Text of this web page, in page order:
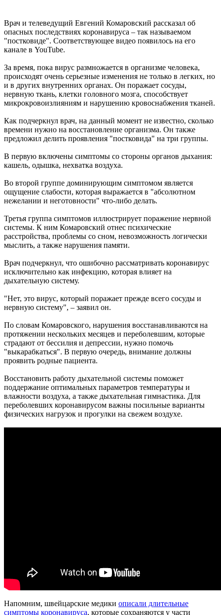
Врач и телеведущий Евгений Комаровский рассказал об
опасных последствиях коронавируса – так называемом
"постковиде". Соответствующее видео появилось на его
канале в YouTube.
За время, пока вирус размножается в организме человека,
происходят очень серьезные изменения не только в легких, но
и в других внутренних органах. Он поражает сосуды,
нервную ткань, клетки головного мозга, способствует
микрокровоизлияниям и нарушению кровоснабжения тканей.
Как подчеркнул врач, на данный момент не известно, сколько
времени нужно на восстановление организма. Он также
предложил делить проявления "постковида" на три группы.
В первую включены симптомы со стороны органов дыхания:
кашель, одышка, нехватка воздуха.
Во второй группе доминирующим симптомом является
ощущение слабости, которая выражается в "абсолютном
нежелании и неготовности" что-либо делать.
Третья группа симптомов иллюстрирует поражение нервной
системы. К ним Комаровский отнес психические
расстройства, проблемы со сном, невозможность логически
мыслить, а также нарушения памяти.
Врач подчеркнул, что ошибочно рассматривать коронавирус
исключительно как инфекцию, которая влияет на
дыхательную систему.
"Нет, это вирус, который поражает прежде всего сосуды и
нервную систему", – заявил он.
По словам Комаровского, нарушения восстанавливаются на
протяжении нескольких месяцев и переболевшим, которые
страдают от бессилия и депрессии, нужно помочь
"выкарабкаться". В первую очередь, внимание должны
проявить родные пациента.
Восстановить работу дыхательной системы поможет
поддержание оптимальных параметров температуры и
влажности воздуха, а также дыхательная гимнастика. Для
переболевших коронавирусом важны посильные варианты
физических нагрузок и прогулки на свежем воздухе.
Напомним, швейцарские медики описали длительные
симптомы коронавируса, которые сохраняются у части